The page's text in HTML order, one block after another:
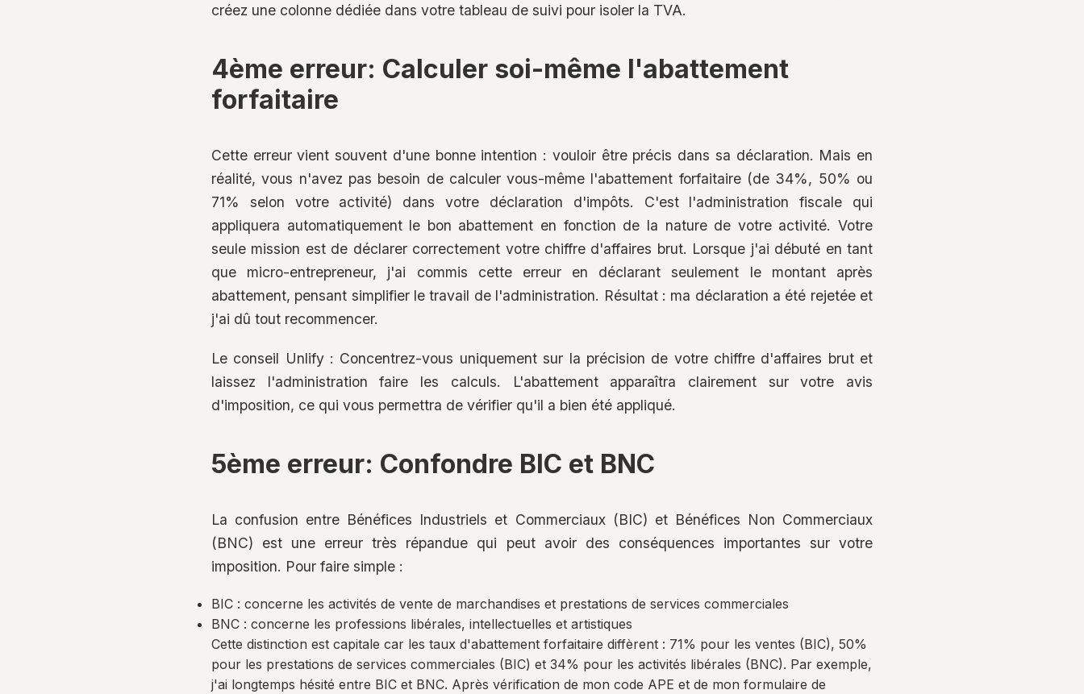
créez une colonne dédiée dans votre tableau de suivi pour isoler la TVA.
4ème erreur: Calculer soi-même l'abattement
forfaitaire
Cette erreur vient souvent d'une bonne intention : vouloir être précis dans sa déclaration. Mais en
réalité, vous n'avez pas besoin de calculer vous-même l'abattement forfaitaire (de 34%, 50% ou
71% selon votre activité) dans votre déclaration d'impôts. C'est l'administration fiscale qui
appliquera automatiquement le bon abattement en fonction de la nature de votre activité. Votre
seule mission est de déclarer correctement votre chiffre d'affaires brut. Lorsque j'ai débuté en tant
que micro-entrepreneur, j'ai commis cette erreur en déclarant seulement le montant après
abattement, pensant simplifier le travail de l'administration. Résultat : ma déclaration a été rejetée et
j'ai dû tout recommencer.
Le conseil Unlify : Concentrez-vous uniquement sur la précision de votre chiffre d'affaires brut et
laissez l'administration faire les calculs. L'abattement apparaîtra clairement sur votre avis
d'imposition, ce qui vous permettra de vérifier qu'il a bien été appliqué.
5ème erreur: Confondre BIC et BNC
La confusion entre Bénéfices Industriels et Commerciaux (BIC) et Bénéfices Non Commerciaux
(BNC) est une erreur très répandue qui peut avoir des conséquences importantes sur votre
imposition. Pour faire simple :
BIC : concerne les activités de vente de marchandises et prestations de services commerciales
BNC : concerne les professions libérales, intellectuelles et artistiques
Cette distinction est capitale car les taux d'abattement forfaitaire diffèrent : 71% pour les ventes (BIC), 50%
pour les prestations de services commerciales (BIC) et 34% pour les activités libérales (BNC). Par exemple,
j'ai longtemps hésité entre BIC et BNC. Après vérification de mon code APE et de mon formulaire de